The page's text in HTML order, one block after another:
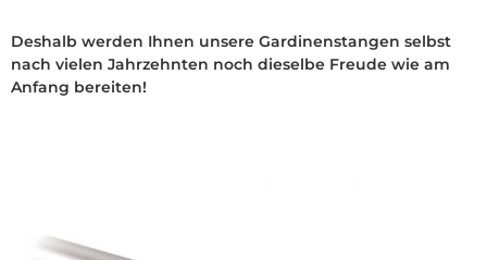
Deshalb werden Ihnen unsere Gardinenstangen selbst
nach vielen Jahrzehnten noch dieselbe Freude wie am
Anfang bereiten!